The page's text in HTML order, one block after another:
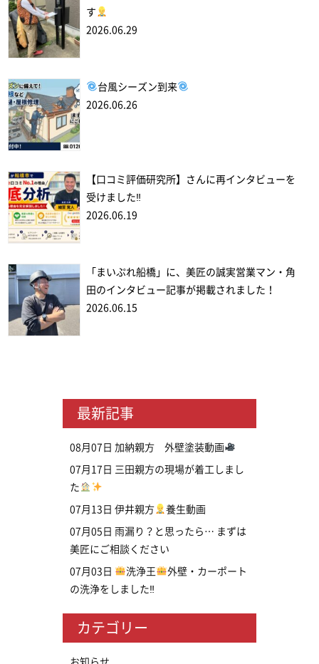
す
2026.06.29
台風シーズン到来
2026.06.26
【口コミ評価研究所】さんに再インタビューを
受けました‼
2026.06.19
「まいぷれ船橋」に、美匠の誠実営業マン・角
田のインタビュー記事が掲載されました！
2026.06.15
最新記事
08月07日 加納親方 外壁塗装動画
07月17日 三田親方の現場が着工しまし
た
07月13日 伊井親方 養生動画
07月05日 雨漏り？と思ったら… まずは
美匠にご相談ください
07月03日 洗浄王
外壁・カーポート
の洗浄をしました‼
カテゴリー
お知らせ